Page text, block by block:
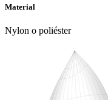
Material
Nylon o poliéster